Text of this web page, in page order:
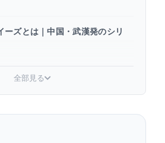
ーズとは｜中国・武漢発のシリ
ート
全部見る